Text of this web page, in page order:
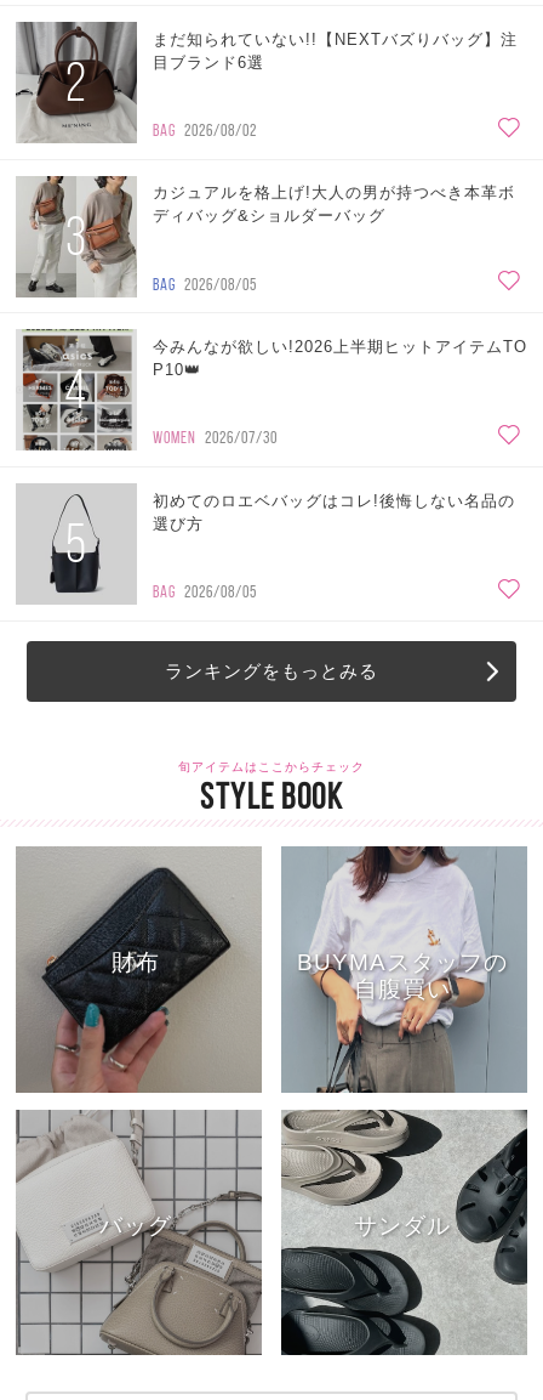
2
まだ知られていない!!【NEXTバズりバッグ】注
目ブランド6選
BAG 2026/08/02
3
カジュアルを格上げ!大人の男が持つべき本革ボ
ディバッグ&ショルダーバッグ
BAG 2026/08/05
4
今みんなが欲しい!2026上半期ヒットアイテムTO
P10👑
WOMEN 2026/07/30
5
初めてのロエベバッグはコレ!後悔しない名品の
選び方
BAG 2026/08/05
ランキングをもっとみる
旬アイテムはここからチェック
STYLE BOOK
財布
BUYMAスタッフの
自腹買い
バッグ サンダル